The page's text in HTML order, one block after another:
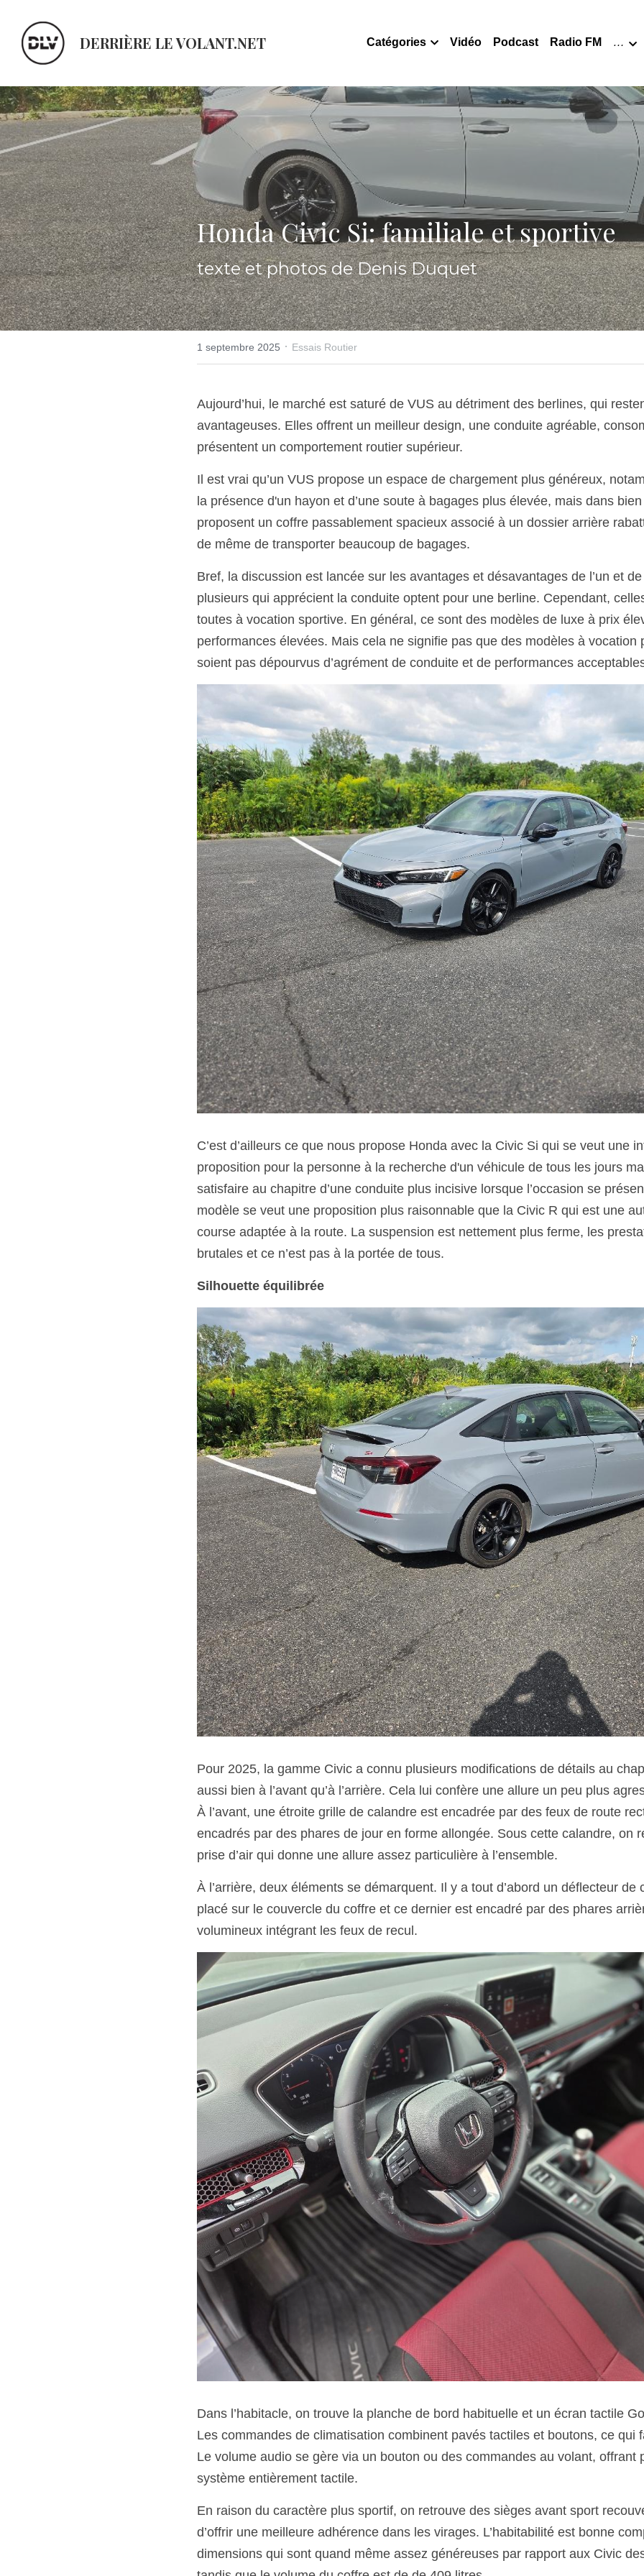
DERRIÈRE LE VOLANT.NET Catégories Vidéo Podcast Radio FM …
Honda Civic Si: familiale et sportive
texte et photos de Denis Duquet
1 septembre 2025 · Essais Routier
Aujourd’hui, le marché est saturé de VUS au détriment des berlines, qui
avantageuses. Elles offrent un meilleur design, une conduite agréable,
présentent un comportement routier supérieur.
Il est vrai qu’un VUS propose un espace de chargement plus généreux,
la présence d'un hayon et d’une soute à bagages plus élevée, mais dans
proposent un coffre passablement spacieux associé à un dossier arrière
de même de transporter beaucoup de bagages.
Bref, la discussion est lancée sur les avantages et désavantages de l’un et
plusieurs qui apprécient la conduite optent pour une berline. Cependant,
toutes à vocation sportive. En général, ce sont des modèles de luxe à prix
performances élevées. Mais cela ne signifie pas que des modèles à vocation
soient pas dépourvus d’agrément de conduite et de performances
C’est d’ailleurs ce que nous propose Honda avec la Civic Si qui se veut une
proposition pour la personne à la recherche d'un véhicule de tous les jours
satisfaire au chapitre d’une conduite plus incisive lorsque l’occasion se
modèle se veut une proposition plus raisonnable que la Civic R qui est une
course adaptée à la route. La suspension est nettement plus ferme, les
brutales et ce n’est pas à la portée de tous.
Silhouette équilibrée
Pour 2025, la gamme Civic a connu plusieurs modifications de détails au
aussi bien à l’avant qu’à l’arrière. Cela lui confère une allure un peu plus
À l’avant, une étroite grille de calandre est encadrée par des feux de route
encadrés par des phares de jour en forme allongée. Sous cette calandre, on
prise d’air qui donne une allure assez particulière à l’ensemble.
À l’arrière, deux éléments se démarquent. Il y a tout d’abord un déflecteur de
placé sur le couvercle du coffre et ce dernier est encadré par des phares
volumineux intégrant les feux de recul.
Dans l’habitacle, on trouve la planche de bord habituelle et un écran tactile
Les commandes de climatisation combinent pavés tactiles et boutons, ce qui
Le volume audio se gère via un bouton ou des commandes au volant, offrant
système entièrement tactile.
En raison du caractère plus sportif, on retrouve des sièges avant sport
d’offrir une meilleure adhérence dans les virages. L’habitabilité est bonne
dimensions qui sont quand même assez généreuses par rapport aux Civic